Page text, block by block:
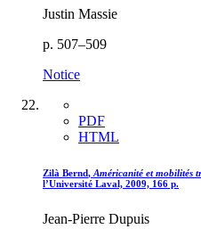
Justin Massie
p. 507–509
Notice
PDF
HTML
Zilà Bernd, Américanité et mobilités
l’Université Laval, 2009, 166 p.
Jean-Pierre Dupuis